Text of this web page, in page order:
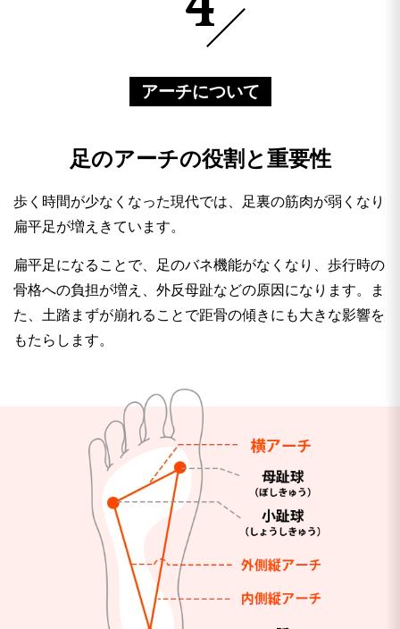
アーチについて
足のアーチの役割と重要性
歩く時間が少なくなった現代では、足裏の筋肉が弱くなり
扁平足が増えきています。
扁平足になることで、足のバネ機能がなくなり、歩行時の
骨格への負担が増え、外反母趾などの原因になります。ま
た、土踏まずが崩れることで距骨の傾きにも大きな影響を
もたらします。